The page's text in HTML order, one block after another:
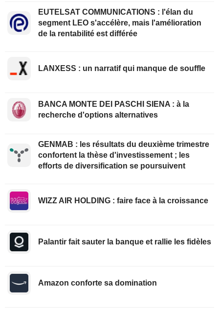
EUTELSAT COMMUNICATIONS : l'élan du
segment LEO s'accélère, mais l'amélioration
de la rentabilité est différée
LANXESS : un narratif qui manque de souffle
BANCA MONTE DEI PASCHI SIENA : à la
recherche d'options alternatives
GENMAB : les résultats du deuxième trimestre
confortent la thèse d'investissement ; les
efforts de diversification se poursuivent
WIZZ AIR HOLDING : faire face à la croissance
Palantir fait sauter la banque et rallie les fidèles
Amazon conforte sa domination